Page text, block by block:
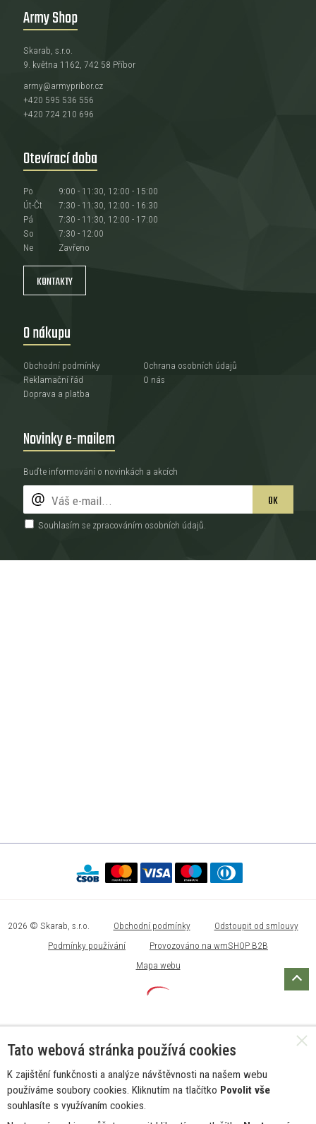
Army Shop
Skarab, s.r.o.
9. května 1162, 742 58 Příbor
army@armypribor.cz
+420 595 536 556
+420 724 210 696
Otevírací doba
Po
9:00 - 11:30, 12:00 - 15:00
Út-Čt
7:30 - 11:30, 12:00 - 16:30
Pá
7:30 - 11:30, 12:00 - 17:00
So
7:30 - 12:00
Ne
Zavřeno
KONTAKTY
O nákupu
Obchodní podmínky
Reklamační řád
Doprava a platba
Ochrana osobních údajů
O nás
Novinky e-mailem
Buďte informování o novinkách a akcích
OK
Souhlasím se zpracováním osobních údajů
2026 © Skarab, s.r.o. Obchodní podmínky
Odstoupit od smlouvy
Podmínky používání
Provozováno na wmSHOP B2B
Mapa webu
Tato webová stránka používá cookies
K zajištění funkčnosti a analýze návštěvnosti na našem webu
používáme soubory cookies. Kliknutím na tlačítko Povolit vše
souhlasíte s využívaním cookies.